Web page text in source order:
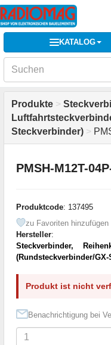
KATALOG
Produkte >
Steckverbinder) >
PMSH-M12T-
Produktcode: 137495
zu Favoriten hinzufügen
Hersteller:
Steckverbinder,
(Rundsteckverbinder/
Produkt ist nicht
Benachrichtigung bei